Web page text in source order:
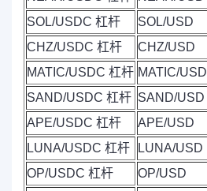
SOL/USDC 杠杆
SOL/USD
CHZ/USDC 杠杆
CHZ/USD
MATIC/USDC 杠杆 MATIC/USD
SAND/USDC 杠杆 SAND/USD
APE/USDC 杠杆
APE/USD
LUNA/USDC 杠杆
LUNA/USD
OP/USDC 杠杆
OP/USD